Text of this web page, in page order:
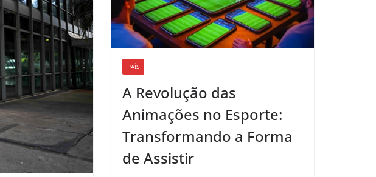
PAÍS
A Revolução das
Animações no Esporte:
Transformando a Forma
de Assistir